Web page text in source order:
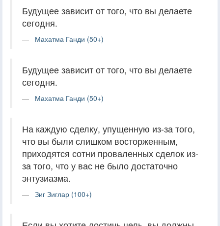
Будущее зависит от того, что вы делаете
сегодня.
Махатма Ганди (50+)
Будущее зависит от того, что вы делаете
сегодня.
Махатма Ганди (50+)
На каждую сделку, упущенную из-за того,
что вы были слишком восторженным,
приходятся сотни проваленных сделок из-
за того, что у вас не было достаточно
энтузиазма.
Зиг Зиглар (100+)